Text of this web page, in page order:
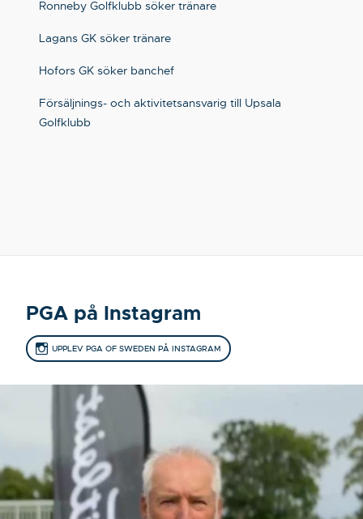
Ronneby Golfklubb söker tränare
Lagans GK söker tränare
Hofors GK söker banchef
Försäljnings- och aktivitetsansvarig till Upsala
Golfklubb
PGA på Instagram
UPPLEV PGA OF SWEDEN PÅ INSTAGRAM